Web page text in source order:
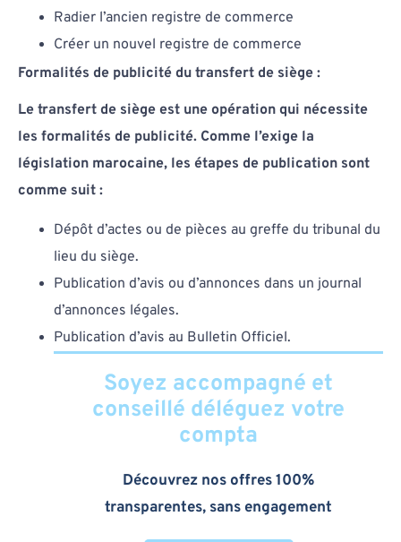
Radier l’ancien registre de commerce
Créer un nouvel registre de commerce
Formalités de publicité du transfert de siège :
Le transfert de siège est une opération qui nécessite
les formalités de publicité. Comme l’exige la
législation marocaine, les étapes de publication sont
comme suit :
Dépôt d’actes ou de pièces au greffe du tribunal du
lieu du siège.
Publication d’avis ou d’annonces dans un journal
d’annonces légales.
Publication d’avis au Bulletin Officiel.
Soyez accompagné et
conseillé déléguez votre
compta
Découvrez nos offres 100%
transparentes, sans engagement